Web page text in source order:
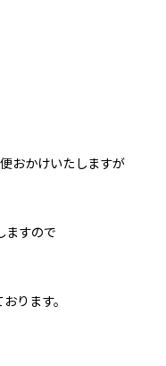
おかけいたしますが
ますので
ります。